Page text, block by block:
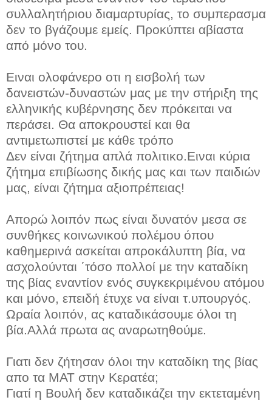
συλλαλητήριου διαμαρτυρίας, το συμπερασμα
δεν το βγάζουμε εμείς. Προκύπτει αβίαστα
από μόνο του.
Ειναι ολοφάνερο οτι η εισβολή των
δανειστών-δυναστών μας με την στήριξη της
ελληνικής κυβέρνησης δεν πρόκειται να
περάσει. Θα αποκρουστεί και θα
αντιμετωπιστεί με κάθε τρόπο
Δεν είναι ζήτημα απλά πολιτικο.Ειναι κύρια
ζήτημα επιβίωσης δικής μας και των παιδιών
μας, είναι ζήτημα αξιοπρέπειας!
Απορώ λοιπόν πως είναι δυνατόν μεσα σε
συνθήκες κοινωνικού πολέμου όπου
καθημερινά ασκείται απροκάλυπτη βία, να
ασχολούνται ΄τόσο πολλοί με την καταδίκη
της βίας εναντίον ενός συγκεκριμένου ατόμου
και μόνο, επειδή έτυχε να είναι τ.υπουργός.
Ωραία λοιπόν, ας καταδικάσουμε όλοι τη
βία.Αλλά πρωτα ας αναρωτηθούμε.
Γιατι δεν ζήτησαν όλοι την καταδίκη της βίας
απο τα ΜΑΤ στην Κερατέα;
Γιατί η Βουλή δεν καταδικάζει την εκτεταμένη